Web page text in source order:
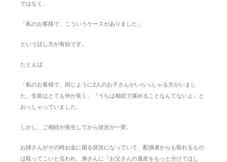
ではなく、
「私のお客様で、こういうケースがありました」
という話し方が有効です。
たとえば
「私のお客様で、同じように2人のお子さんがいらっしゃる方がいまし
た。生前はとても仲が良く、『うちは相続で揉めることなんてないよ』と
おっしゃっていました。
しかし、ご相続が発生してから状況が一変。
お姉さんがその時お金に困る状況になっていて、配偶者からも取れるもの
は取ってこいと言われ、弟さんに『お父さんの遺産をもっと分けてほし